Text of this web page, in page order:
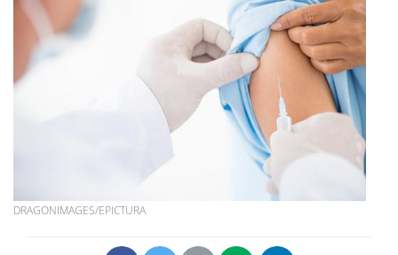
DRAGONIMAGES/EPICTURA